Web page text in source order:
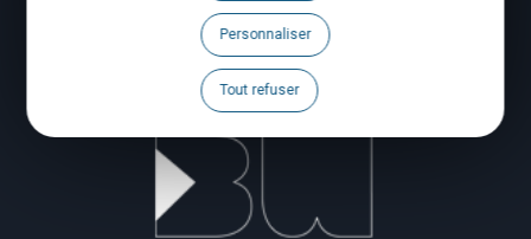
Personnaliser
Tout refuser